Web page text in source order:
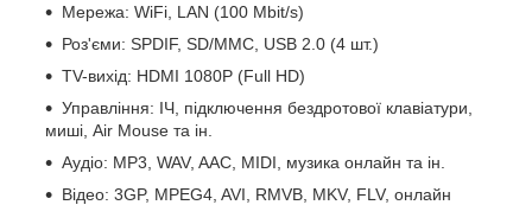
Мережа: WiFi, LAN (100 Mbit/s)
Роз'єми: SPDIF, SD/MMC, USB 2.0 (4 шт.)
TV-вихід: HDMI 1080P (Full HD)
Управління: ІЧ, підключення бездротової клавіатури,
миші, Air Mouse та ін.
Аудіо: MP3, WAV, AAC, MIDI, музика онлайн та ін.
Відео: 3GP, MPEG4, AVI, RMVB, MKV, FLV, онлайн